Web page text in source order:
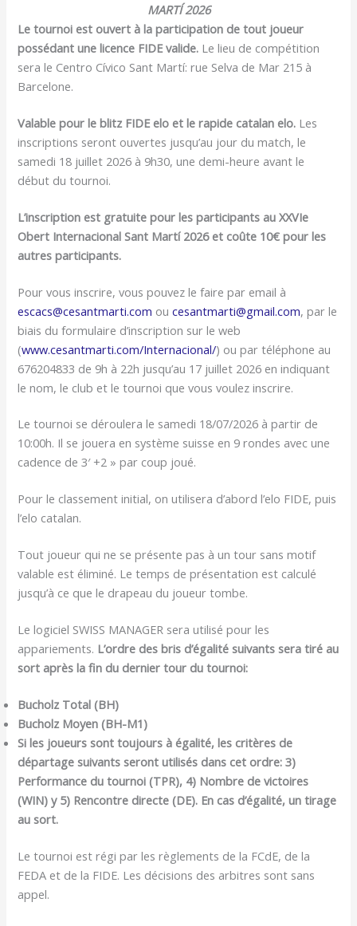
MARTÍ 2026
Le tournoi est ouvert à la participation de tout joueur
possédant une licence FIDE valide. Le lieu de compétition
sera le Centro Cívico Sant Martí: rue Selva de Mar 215 à
Barcelone.
Valable pour le blitz FIDE elo et le rapide catalan elo. Les
inscriptions seront ouvertes jusqu’au jour du match, le
samedi 18 juillet 2026 à 9h30, une demi-heure avant le
début du tournoi.
L’inscription est gratuite pour les participants au XXVIe
Obert Internacional Sant Martí 2026 et coûte 10€ pour les
autres participants.
Pour vous inscrire, vous pouvez le faire par email à
escacs@cesantmarti.com oucesantmarti@gmail.com, par le
biais du formulaire d’inscription sur le web
(www.cesantmarti.com/Internacional/) ou par téléphone au
676204833 de 9h à 22h jusqu’au 17 juillet 2026 en indiquant
le nom, le club et le tournoi que vous voulez inscrire.
Le tournoi se déroulera le samedi 18/07/2026 à partir de
10:00h. Il se jouera en système suisse en 9 rondes avec une
cadence de 3′ +2 » par coup joué.
Pour le classement initial, on utilisera d’abord l’elo FIDE, puis
l’elo catalan.
Tout joueur qui ne se présente pas à un tour sans motif
valable est éliminé. Le temps de présentation est calculé
jusqu’à ce que le drapeau du joueur tombe.
Le logiciel SWISS MANAGER sera utilisé pour les
appariements. L’ordre des bris d’égalité suivants sera tiré au
sort après la fin du dernier tour du tournoi:
Bucholz Total (BH)
Bucholz Moyen (BH-M1)
Si les joueurs sont toujours à égalité, les critères de
départage suivants seront utilisés dans cet ordre: 3)
Performance du tournoi (TPR), 4) Nombre de victoires
(WIN) y 5) Rencontre directe (DE). En cas d’égalité, un tirage
au sort.
Le tournoi est régi par les règlements de la FCdE, de la
FEDA et de la FIDE. Les décisions des arbitres sont sans
appel.